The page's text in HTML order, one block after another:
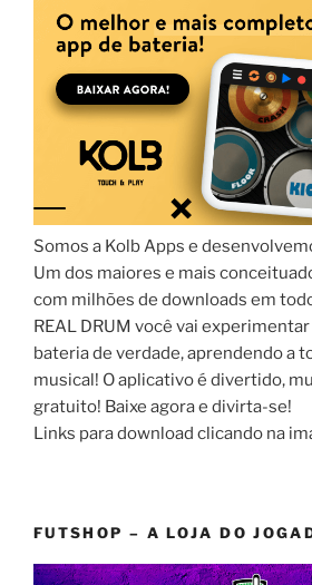
Somos a Kolb Apps e
Um dos maiores e mais
com milhões de downloads em
REAL DRUM você vai
bateria de verdade, aprendendo a
musical! O aplicativo é divertido,
gratuito! Baixe agora e divirta-se!
Links para download clicando na
FUTSHOP – A LOJA DO